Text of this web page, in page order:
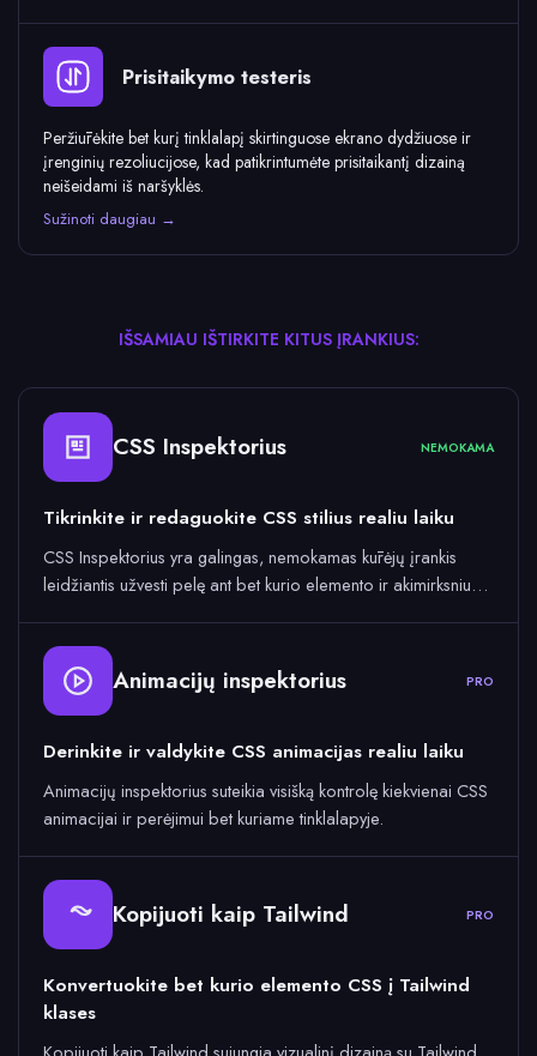
Prisitaikymo testeris
Peržiūrėkite bet kurį tinklalapį skirtinguose ekrano dydžiuose ir
įrenginių rezoliucijose, kad patikrintumėte prisitaikantį dizainą
neišeidami iš naršyklės.
Sužinoti daugiau →
IŠSAMIAU IŠTIRKITE KITUS ĮRANKIUS:
CSS Inspektorius NEMOKAMA
Tikrinkite ir redaguokite CSS stilius realiu laiku
CSS Inspektorius yra galingas, nemokamas kūrėjų įrankis
leidžiantis užvesti pelę ant bet kurio elemento ir akimirksniu…
Animacijų inspektorius PRO
Derinkite ir valdykite CSS animacijas realiu laiku
Animacijų inspektorius suteikia visišką kontrolę kiekvienai CSS
animacijai ir perėjimui bet kuriame tinklalapyje.
Kopijuoti kaip Tailwind PRO
Konvertuokite bet kurio elemento CSS į Tailwind
klases